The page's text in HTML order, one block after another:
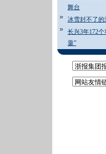
舞台
冰雪封不了
长兴3年172
羹”